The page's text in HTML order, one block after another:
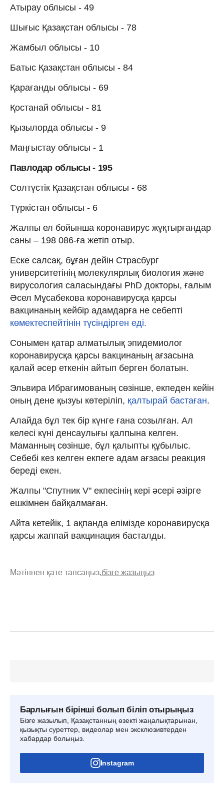
Атырау облысы - 49
Шығыс Қазақстан облысы - 78
Жамбыл облысы - 10
Батыс Қазақстан облысы - 84
Қарағанды облысы - 69
Қостанай облысы - 81
Қызылорда облысы - 9
Маңғыстау облысы - 1
Павлодар облысы - 195
Солтүстік Қазақстан облысы - 68
Түркістан облысы - 6
Жалпы ел бойынша коронавирус жұқтырғандар
саны – 198 086-ға жетіп отыр.
Еске салсақ, бұған дейін Страсбург
университетінің молекулярлық биология және
вирусология саласындағы PhD докторы, ғалым
Әсел Мұсабекова коронавирусқа қарсы
вакцинаның кейбір адамдарға не себепті
көмектеспейтінін түсіндірген еді.
Сонымен қатар алматылық эпидемиолог
коронавирусқа қарсы вакцинаның ағзасына
қалай әсер еткенін айтып берген болатын.
Эльвира Ибрагимованың сөзінше, екпеден кейін
оның дене қызуы көтеріліп, қалтырай бастаған.
Алайда бұл тек бір күнге ғана созылған. Ал
келесі күні денсаулығы қалпына келген.
Маманның сөзінше, бұл қалыпты құбылыс.
Себебі кез келген екпеге адам ағзасы реакция
береді екен.
Жалпы "Спутник V" екпесінің кері әсері әзірге
ешкімнен байқалмаған.
Айта кетейік, 1 ақпанда елімізде коронавирусқа
қарсы жаппай вакцинация басталды.
Мәтіннен қате тапсаңыз,бізге жазыңыз
Барлығын бірінші болып біліп отырыңыз
Бізге жазылып, Қазақстанның өзекті жаңалықтарынан,
қызықты суреттер, видеолар мен эксклюзивтерден
хабардар болыңыз.
Instagram